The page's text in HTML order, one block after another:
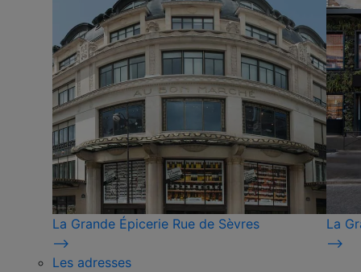
La Grande Épicerie Rue de Sèvres
⟶
La
⟶
Les adresses